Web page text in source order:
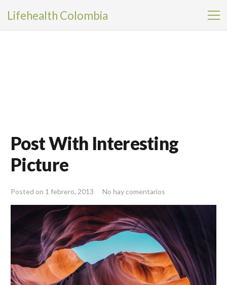
Lifehealth Colombia
Post With Interesting
Picture
Posted on 1 febrero, 2013 No hay comentarios